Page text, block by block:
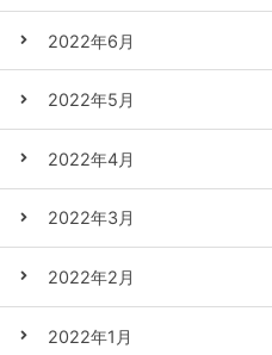
2022年6月
2022年5月
2022年4月
2022年3月
2022年2月
2022年1月